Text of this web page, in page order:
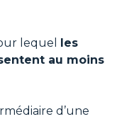
lequel les
au moins
d’une